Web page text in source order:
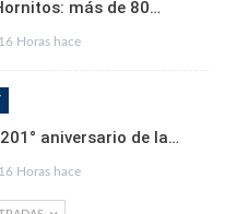
más de 80…
16 Horas hace
aniversario de la…
16 Horas hace